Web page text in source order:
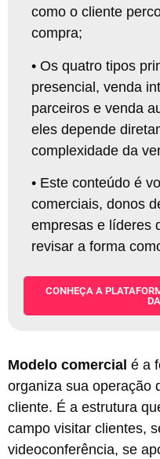
como o cliente
compra;
• Os quatro tipos
presencial, venda
parceiros e venda
eles depende
complexidade da
• Este conteúdo é
comerciais, donos
empresas e líderes
revisar a forma
CONHEÇA A
Modelo comercial é a
organiza sua operação
cliente. É a estrutura
campo visitar clientes,
videoconferência, se